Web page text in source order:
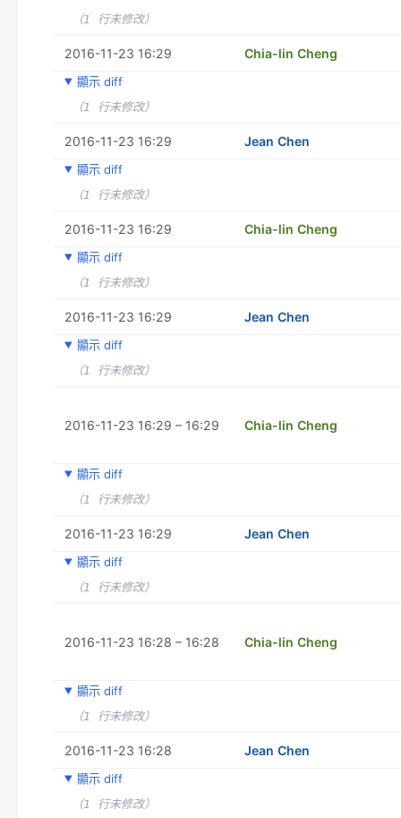
（1 行未修改）
2016-11-23 16:29 Chia-lin Cheng
顯示 diff
（1 行未修改）
2016-11-23 16:29 Jean Chen
顯示 diff
（1 行未修改）
2016-11-23 16:29 Chia-lin Cheng
顯示 diff
（1 行未修改）
2016-11-23 16:29 Jean Chen
顯示 diff
（1 行未修改）
2016-11-23 16:29 – 16:29 Chia-lin Cheng
顯示 diff
（1 行未修改）
2016-11-23 16:29 Jean Chen
顯示 diff
（1 行未修改）
2016-11-23 16:28 – 16:28 Chia-lin Cheng
顯示 diff
（1 行未修改）
2016-11-23 16:28 Jean Chen
顯示 diff
（1 行未修改）